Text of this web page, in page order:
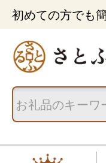
初めての方でも